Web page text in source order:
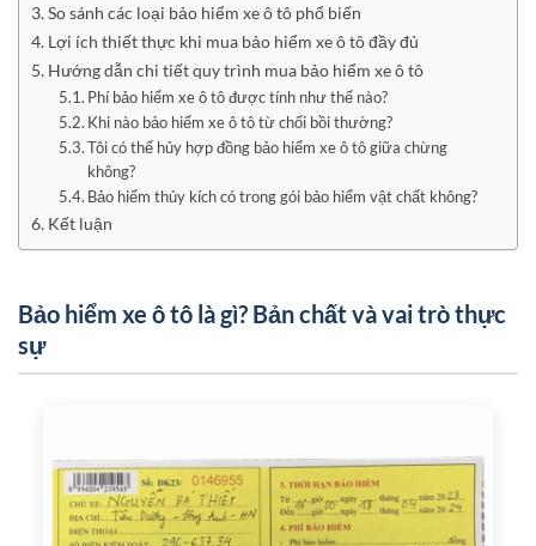
So sánh các loại bảo hiểm xe ô tô phổ biến
Lợi ích thiết thực khi mua bảo hiểm xe ô tô đầy đủ
Hướng dẫn chi tiết quy trình mua bảo hiểm xe ô tô
Phí bảo hiểm xe ô tô được tính như thế nào?
Khi nào bảo hiểm xe ô tô từ chối bồi thường?
Tôi có thể hủy hợp đồng bảo hiểm xe ô tô giữa chừng
không?
Bảo hiểm thủy kích có trong gói bảo hiểm vật chất không?
Kết luận
Bảo hiểm xe ô tô là gì? Bản chất và vai trò thực
sự